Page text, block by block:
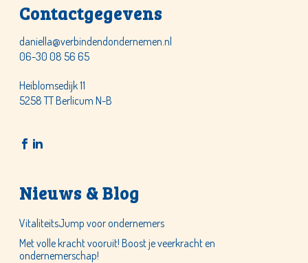
Contactgegevens
daniella@verbindendondernemen.nl
06-30 08 56 65
Heiblomsedijk 11
5258 TT Berlicum N-B
Nieuws & Blog
VitaliteitsJump voor ondernemers
Met volle kracht vooruit! Boost je veerkracht en
ondernemerschap!